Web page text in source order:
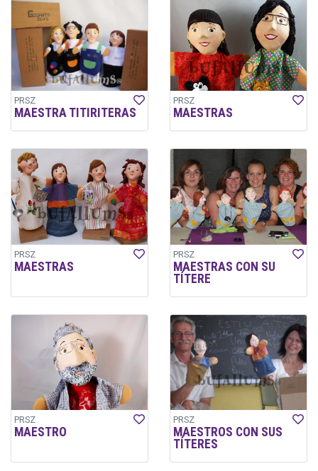
PRSZ
MAESTRA TITIRITERAS
PRSZ
MAESTRAS
PRSZ
MAESTRAS
PRSZ
MAESTRAS CON SU
TÍTERE
PRSZ
MAESTRO
PRSZ
MAESTROS CON SUS
TÍTERES